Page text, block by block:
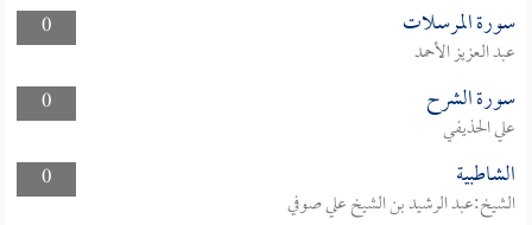
0
سورة المرسلات
عبد العزيز الأحمد
0
سورة الشرح
علي الحذيفي
0
الشاطبية
الشيخ:عبد الرشيد بن الشيخ علي صوفي